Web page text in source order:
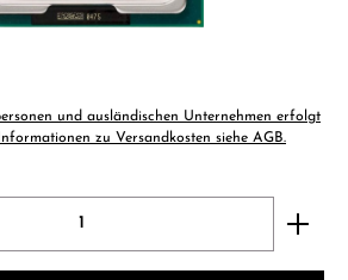
und ausländischen Unternehmen erfolgt
zu Versandkosten siehe AGB.
Gib den gewünschten Wert ein